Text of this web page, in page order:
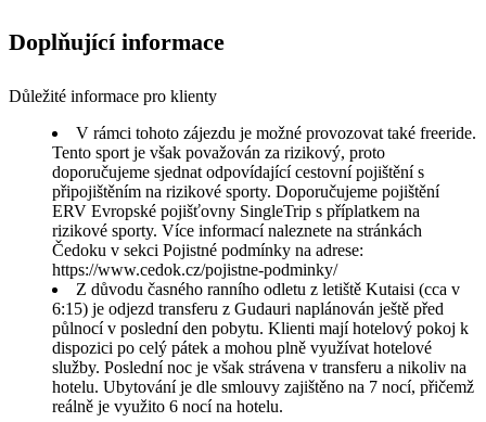
Doplňující informace
Důležité informace pro klienty
V rámci tohoto zájezdu je možné provozovat také freeride.
Tento sport je však považován za rizikový, proto
doporučujeme sjednat odpovídající cestovní pojištění s
připojištěním na rizikové sporty. Doporučujeme pojištění
ERV Evropské pojišťovny SingleTrip s příplatkem na
rizikové sporty. Více informací naleznete na stránkách
Čedoku v sekci Pojistné podmínky na adrese:
https://www.cedok.cz/pojistne-podminky/
Z důvodu časného ranního odletu z letiště Kutaisi (cca v
6:15) je odjezd transferu z Gudauri naplánován ještě před
půlnocí v poslední den pobytu. Klienti mají hotelový pokoj k
dispozici po celý pátek a mohou plně využívat hotelové
služby. Poslední noc je však strávena v transferu a nikoliv na
hotelu. Ubytování je dle smlouvy zajištěno na 7 nocí, přičemž
reálně je využito 6 nocí na hotelu.